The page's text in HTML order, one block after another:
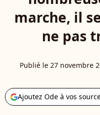
marche, il
ne pas
Publié le 27 novembre
Ajoutez Ode à vos